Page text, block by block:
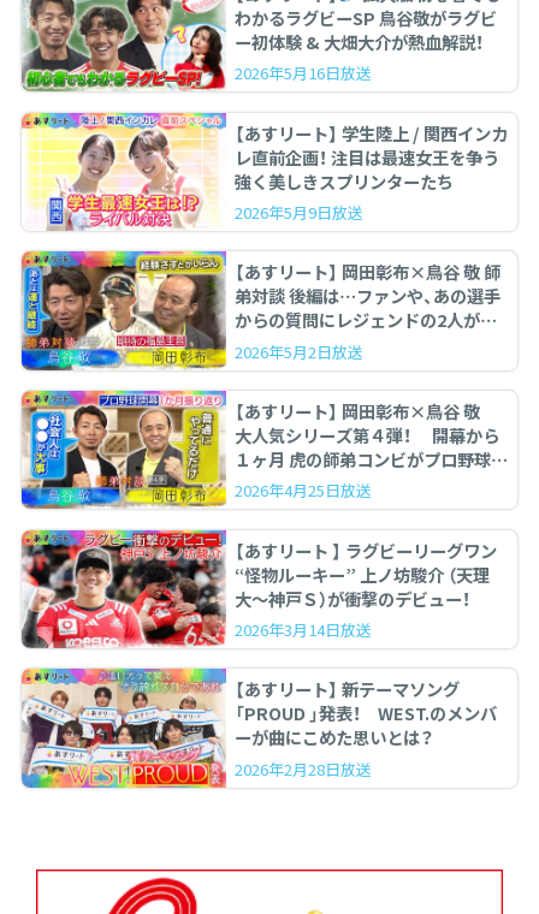
わかるラグビーSP 鳥谷敬がラグビ
ー初体験 & 大畑大介が熱血解説！
2026年5月16日放送
【あすリート】 学生陸上 / 関西インカ
レ直前企画！ 注目は最速女王を争う
強く美しきスプリンターたち
2026年5月9日放送
【あすリート】 岡田彰布×鳥谷 敬 師
弟対談 後編は…ファンや、あの選手
からの質問にレジェンドの2人が答
えます。
2026年5月2日放送
【あすリート】 岡田彰布×鳥谷 敬
大人気シリーズ第４弾！ 開幕から
１ヶ月 虎の師弟コンビがプロ野球を
ぶった斬る！
2026年4月25日放送
【あすリート 】 ラグビーリーグワン
“怪物ルーキー” 上ノ坊駿介 （天理
大〜神戸Ｓ）が衝撃のデビュー！
2026年3月14日放送
【あすリート】 新テーマソング
「PROUD 」発表！ WEST.のメンバ
ーが曲にこめた思いとは？
2026年2月28日放送